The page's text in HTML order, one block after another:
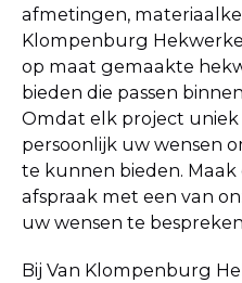
afmetingen,
Klompenburg
op maat gemaakte
bieden die passen
Omdat elk project uniek
persoonlijk uw wensen
te kunnen bieden.
afspraak met een van
uw wensen te
Bij Van Klompenburg